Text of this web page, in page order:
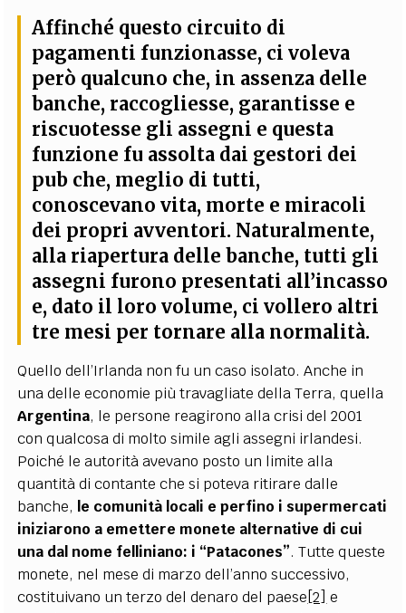
Affinché questo circuito di
pagamenti funzionasse, ci voleva
però qualcuno che, in assenza delle
banche, raccogliesse, garantisse e
riscuotesse gli assegni e questa
funzione fu assolta dai gestori dei
pub che, meglio di tutti,
conoscevano vita, morte e miracoli
dei propri avventori. Naturalmente,
alla riapertura delle banche, tutti gli
assegni furono presentati all’incasso
e, dato il loro volume, ci vollero altri
tre mesi per tornare alla normalità.
Quello dell’Irlanda non fu un caso isolato. Anche in
una delle economie più travagliate della Terra, quella
Argentina, le persone reagirono alla crisi del 2001
con qualcosa di molto simile agli assegni irlandesi.
Poiché le autorità avevano posto un limite alla
quantità di contante che si poteva ritirare dalle
banche, le comunità locali e perfino i supermercati
iniziarono a emettere monete alternative di cui
una dal nome felliniano: i “Patacones”. Tutte queste
monete, nel mese di marzo dell’anno successivo,
costituivano un terzo del denaro del paese [2] e